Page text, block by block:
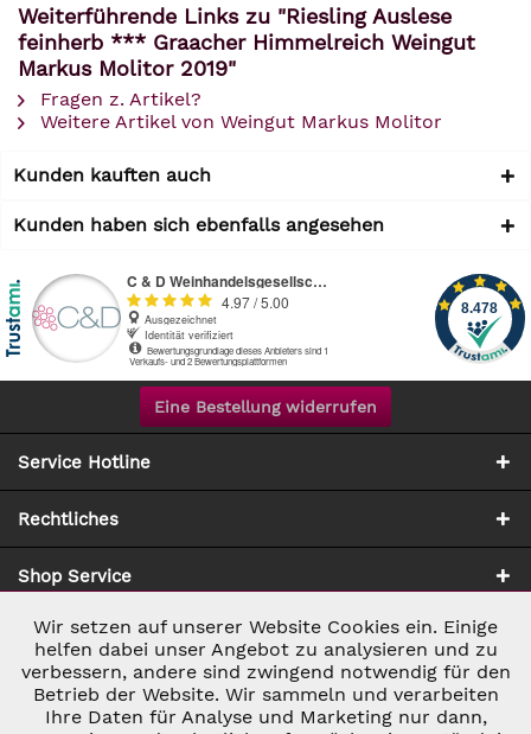
Weiterführende Links zu "Riesling Auslese
feinherb *** Graacher Himmelreich Weingut
Markus Molitor 2019"
Fragen z. Artikel?
Weitere Artikel von Weingut Markus Molitor
Kunden kauften auch
Kunden haben sich ebenfalls angesehen
Eine Bestellung widerrufen
Service Hotline
Rechtliches
Shop Service
Zahlung & Versand
Notwendig Aktiv
Marketing Inaktiv
Wir setzen auf unserer Website Cookies ein. Einige
helfen dabei unser Angebot zu analysieren und zu
verbessern, andere sind zwingend notwendig für den
Betrieb der Website. Wir sammeln und verarbeiten
Ihre Daten für Analyse und Marketing nur dann,